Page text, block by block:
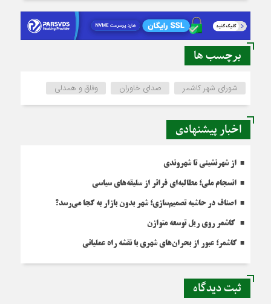
برچسب ها
شورای شهر کاشمر صدای خاوران وفاق و همدلی
اخبار پیشنهادی
از شهرنشینی تا شهروندی
انسجام ملی؛ مطالبه‌ای فراتر از سلیقه‌های سیاسی
اصناف در حاشیه تصمیم‌سازی؛ شهر بدون بازار به کجا می‌رسد؟
کاشمر روی ریل توسعه متوازن
کاشمر؛ عبور از بحران‌های شهری با نقشه راه عملیاتی
ثبت دیدگاه